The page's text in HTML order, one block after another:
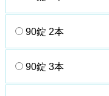
90錠 2本
90錠 3本